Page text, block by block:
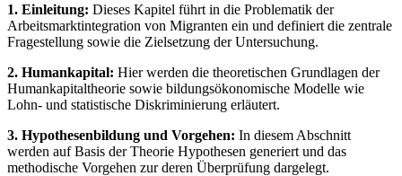
1. Einleitung: Dieses Kapitel führt in die Problematik der
Arbeitsmarktintegration von Migranten ein und definiert die zentrale
Fragestellung sowie die Zielsetzung der Untersuchung.
2. Humankapital: Hier werden die theoretischen Grundlagen der
Humankapitaltheorie sowie bildungsökonomische Modelle wie
Lohn- und statistische Diskriminierung erläutert.
3. Hypothesenbildung und Vorgehen: In diesem Abschnitt
werden auf Basis der Theorie Hypothesen generiert und das
methodische Vorgehen zur deren Überprüfung dargelegt.